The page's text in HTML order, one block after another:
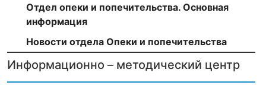
Отдел опеки и попечительства. Основная
информация
Новости отдела Опеки и попечительства
Информационно – методический центр